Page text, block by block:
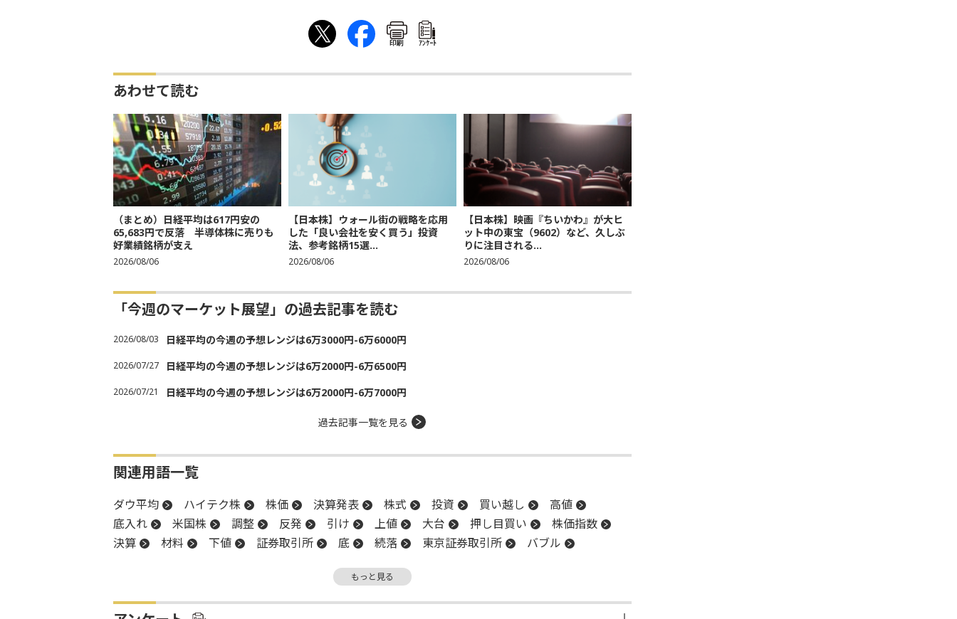
印刷 ｱﾝｹｰﾄ
あわせて読む
（まとめ）日経平均は617円安の
65,683円で反落 半導体株に売りも
好業績銘柄が支え
2026/08/06
【日本株】ウォール街の戦略を応用
した「良い会社を安く買う」投資
法、参考銘柄15選...
2026/08/06
【日本株】映画『ちいかわ』が大ヒ
ット中の東宝（9602）など、久しぶ
りに注目される...
2026/08/06
「今週のマーケット展望」の過去記事を読む
2026/08/03 日経平均の今週の予想レンジは6万3000円-6万6000円
2026/07/27 日経平均の今週の予想レンジは6万2000円-6万6500円
2026/07/21 日経平均の今週の予想レンジは6万2000円-6万7000円
過去記事一覧を見る
関連用語一覧
ダウ平均 ハイテク株 株価 決算発表 株式 投資 買い越し
高値
底入れ
米国株 調整 反発 引け 上値 大台 押し目買い
株価指数
決算
材料 下値 証券取引所 底 続落 東京証券取引所
バブル
もっと見る